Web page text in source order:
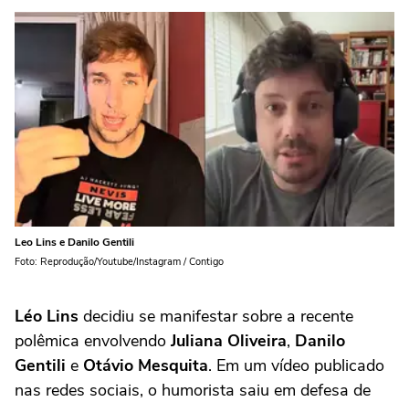
Leo Lins e Danilo Gentili
Foto: Reprodução/Youtube/Instagram / Contigo
Léo Lins decidiu se manifestar sobre a recente
polêmica envolvendo Juliana Oliveira, Danilo
Gentili e Otávio Mesquita. Em um vídeo publicado
nas redes sociais, o humorista saiu em defesa de